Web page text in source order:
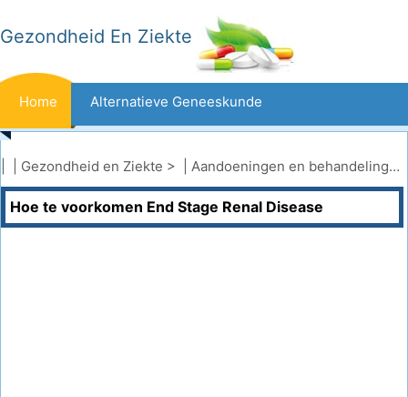
Gezondheid En Ziekte
Home Alternatieve Geneeskunde
Beten En Steken Kanker
Aandoeningen En Behandelingen Mond- En Tandzorg
Gezondheid en Ziekte > | Aandoeningen en behandelingen
Hoe te voorkomen End Stage Renal Disease